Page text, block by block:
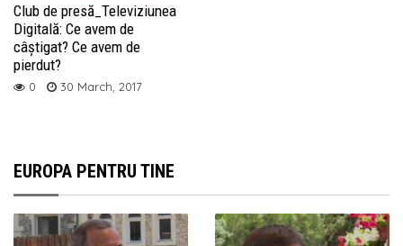
Club de presă_Televiziunea
Digitală: Ce avem de
câștigat? Ce avem de
pierdut?
0 30 March, 2017
EUROPA PENTRU TINE